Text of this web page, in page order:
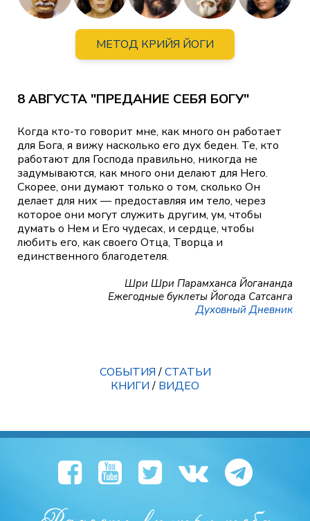
МЕТОД КРИЙЯ ЙОГИ
8 АВГУСТА "ПРЕДАНИЕ СЕБЯ БОГУ"
Когда кто-то говорит мне, как много он работает
для Бога, я вижу насколько его дух беден. Те, кто
работают для Господа правильно, никогда не
задумываются, как много они делают для Него.
Скорее, они думают только о том, сколько Он
делает для них — предоставляя им тело, через
которое они могут служить другим, ум, чтобы
думать о Нем и Его чудесах, и сердце, чтобы
любить его, как своего Отца, Творца и
единственного благодетеля.
Шри Шри Парамханса Йогананда
Ежегодные буклеты Йогода Сатсанга
Духовный Дневник
СОБЫТИЯ/СТАТЬИ
КНИГИ/ ВИДЕО